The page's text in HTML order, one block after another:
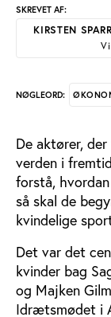
SKREVET AF:
KIRSTEN
NØGLEORD:
De aktører,
verden i
forstå,
så skal de
kvindelige
Det var det
kvinder bag
og Majken
Idrætsmødet i